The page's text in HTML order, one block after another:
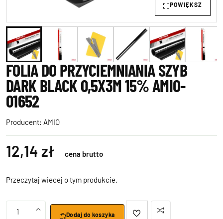
POWIĘKSZ
FOLIA DO PRZYCIEMNIANIA SZYB
DARK BLACK 0,5X3M 15% AMIO-
01652
Producent: AMIO
12,14 zł cena brutto
Przeczytaj wiecej o tym produkcie.
1 Dodaj do koszyka